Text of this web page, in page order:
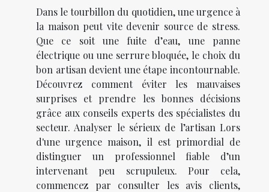
Dans le tourbillon du quotidien, une urgence à
la maison peut vite devenir source de stress.
Que ce soit une fuite d’eau, une panne
électrique ou une serrure bloquée, le choix du
bon artisan devient une étape incontournable.
Découvrez comment éviter les mauvaises
surprises et prendre les bonnes décisions
grâce aux conseils experts des spécialistes du
secteur. Analyser le sérieux de l’artisan Lors
d'une urgence maison, il est primordial de
distinguer un professionnel fiable d’un
intervenant peu scrupuleux. Pour cela,
commencez par consulter les avis clients,